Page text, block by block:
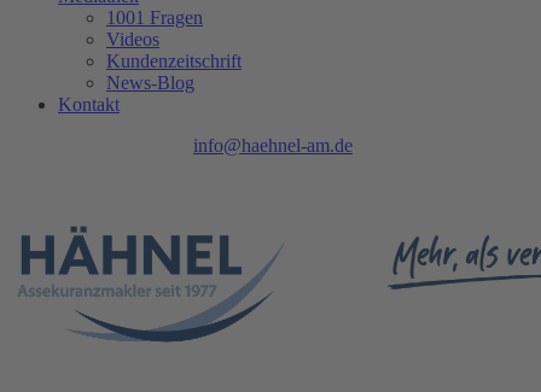
1001 Fragen
Videos
Kundenzeitschrift
News-Blog
Kontakt
info@haehnel-am.de